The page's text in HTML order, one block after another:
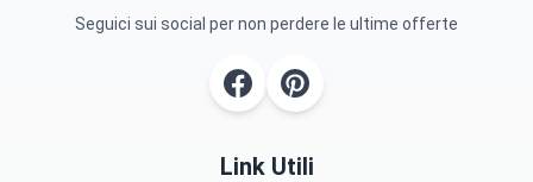
Seguici sui social per non perdere le ultime offerte
Link Utili